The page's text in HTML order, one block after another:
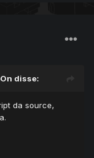
disse:
da source,